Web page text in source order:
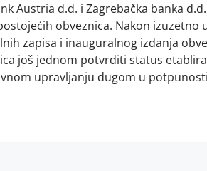
Austria d.d. i Zagrebačka banka
obveznica. Nakon izuzetno
zapisa i inauguralnog izdanja
još jednom potvrditi status
upravljanju dugom u